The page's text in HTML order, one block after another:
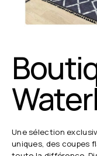
Une sélection
uniques, des coupes